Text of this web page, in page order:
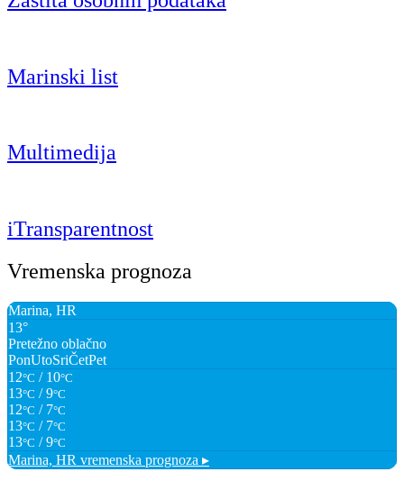
Marinski list
Multimedija
iTransparentnost
Vremenska prognoza
Marina, HR
13°
Pretežno oblačno
PonUtoSriČetPet
12°C / 10°C
13°C / 9°C
12°C / 7°C
13°C / 7°C
13°C / 9°C
Marina, HR vremenska prognoza ▸